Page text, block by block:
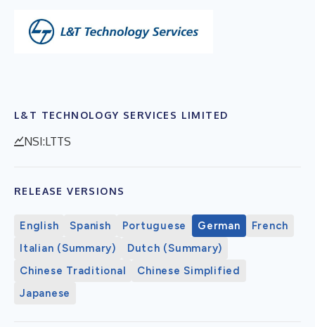
L&T TECHNOLOGY SERVICES LIMITED
NSI:LTTS
RELEASE VERSIONS
English Spanish Portuguese German
French
Italian (Summary)
Dutch (Summary)
Chinese Traditional
Chinese Simplified
Japanese